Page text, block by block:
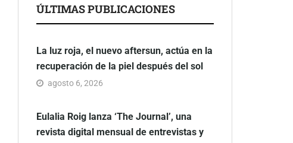
ÚLTIMAS PUBLICACIONES
La luz roja, el nuevo aftersun, actúa en la
recuperación de la piel después del sol
agosto 6, 2026
Eulalia Roig lanza ‘The Journal’, una
revista digital mensual de entrevistas y